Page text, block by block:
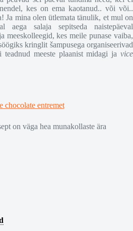
kes on ema kaotanud.. või või..
Ja mina olen ütlemata tänulik, et mul on
aega salaja sepitseda naistepäeval
meeskolleegid, kes meile punase vaiba,
kringlit šampusega organiseerivad
meeste plaanist midagi ja vice
on väga hea munakollaste ära